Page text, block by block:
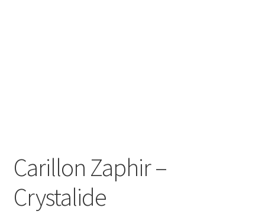
Carillon Zaphir –
Crystalide